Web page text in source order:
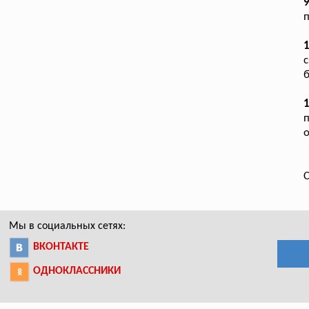
Мы в социальных сетях:
ВКОНТАКТЕ
ОДНОКЛАССНИКИ